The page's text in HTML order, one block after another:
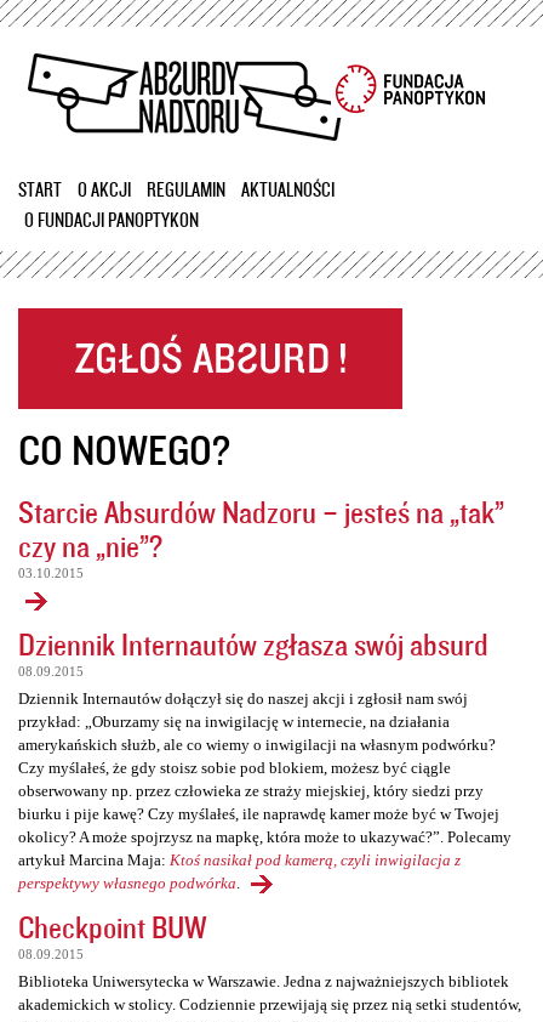
Przejdź
treści
START O AKCJI REGULAMIN
AKTUALNOŚCI
O FUNDACJI PANOPTYKON
CO NOWEGO?
Starcie Absurdów Nadzoru – jesteś na „tak”
czy na „nie”?
03.10.2015
Dziennik Internautów zgłasza swój absurd
08.09.2015
Dziennik Internautów dołączył się do naszej akcji i zgłosił nam swój
przykład: „Oburzamy się na inwigilację w internecie, na działania
amerykańskich służb, ale co wiemy o inwigilacji na własnym podwórku?
Czy myślałeś, że gdy stoisz sobie pod blokiem, możesz być ciągle
obserwowany np. przez człowieka ze straży miejskiej, który siedzi przy
biurku i pije kawę? Czy myślałeś, ile naprawdę kamer może być w Twojej
okolicy? A może spojrzysz na mapkę, która może to ukazywać?”. Polecamy
artykuł Marcina Maja: Ktoś nasikał pod kamerą, czyli inwigilacja z
perspektywy własnego podwórka
Checkpoint BUW
08.09.2015
Biblioteka Uniwersytecka w Warszawie. Jedna z najważniejszych bibliotek
akademickich w stolicy. Codziennie przewijają się przez nią setki studentów,